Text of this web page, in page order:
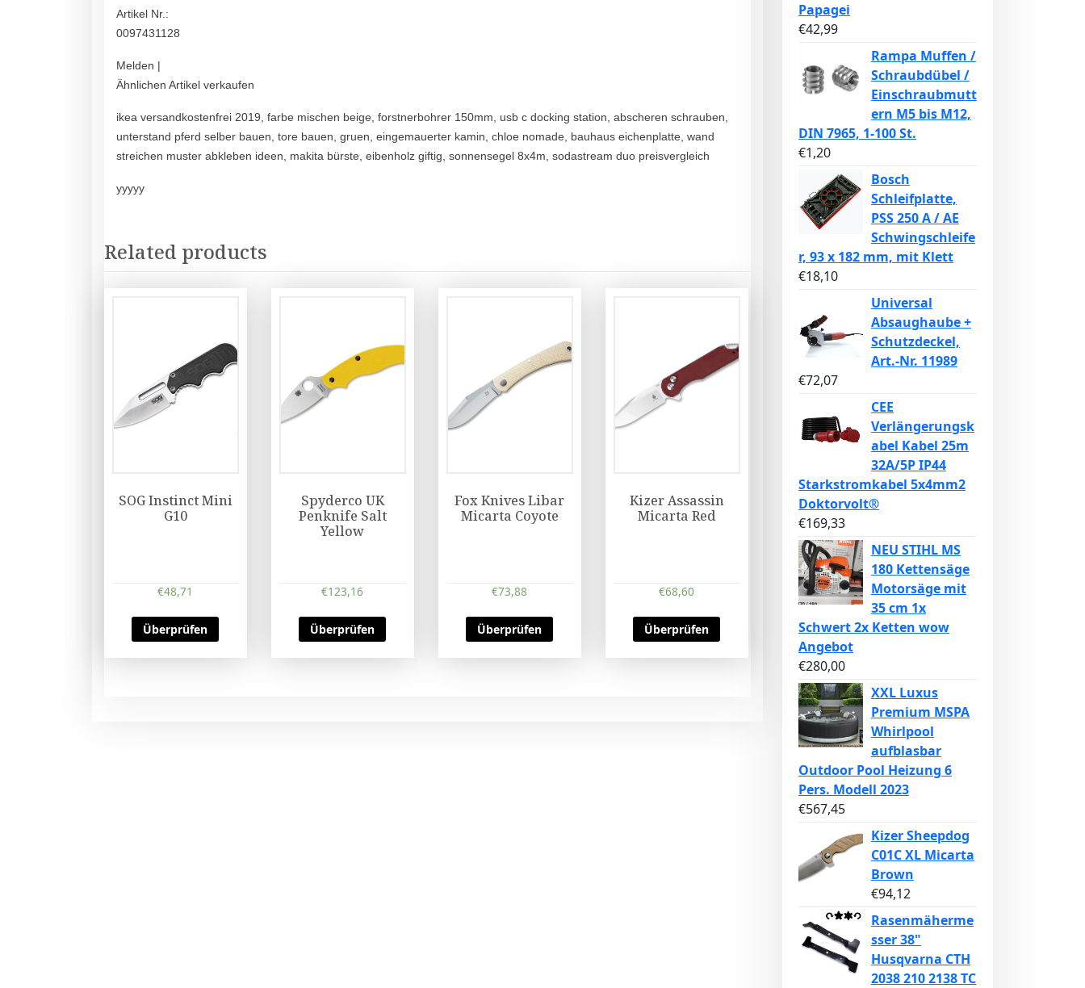
Artikel Nr.:
0097431128
Melden |
Ähnlichen Artikel verkaufen
ikea versandkostenfrei 2019, farbe mischen beige, forstnerbohrer 150mm, usb c docking station, abscheren schrauben,
unterstand pferd selber bauen, tore bauen, gruen, eingemauerter kamin, chloe nomade, bauhaus eichenplatte, wand
streichen muster abkleben ideen, makita bürste, eibenholz giftig, sonnensegel 8x4m, sodastream duo preisvergleich
yyyyy
Related products
SOG Instinct Mini
G10
€48,71
Überprüfen
Spyderco UK
Penknife Salt
Yellow
€123,16
Überprüfen
Fox Knives Libar
Micarta Coyote
€73,88
Überprüfen
Kizer Assassin
Micarta Red
€68,60
Überprüfen
Papagei
€42,99
Rampa Muffen /
Schraubdübel /
Einschraubmutt
ern M5 bis M12,
DIN 7965, 1-100 St.
€1,20
Bosch
Schleifplatte,
PSS 250 A / AE
Schwingschleife
r, 93 x 182 mm, mit Klett
€18,10
Universal
Absaughaube +
Schutzdeckel,
Art.-Nr. 11989
€72,07
CEE
Verlängerungsk
abel Kabel 25m
32A/5P IP44
Starkstromkabel 5x4mm2
Doktorvolt®
€169,33
NEU STIHL MS
180 Kettensäge
Motorsäge mit
35 cm 1x
Schwert 2x Ketten wow
Angebot
€280,00
XXL Luxus
Premium MSPA
Whirlpool
aufblasbar
Outdoor Pool Heizung 6
Pers. Modell 2023
€567,45
Kizer Sheepdog
C01C XL Micarta
Brown
€94,12
Rasenmäherme
sser 38"
Husqvarna CTH
2038 210 2138 TC